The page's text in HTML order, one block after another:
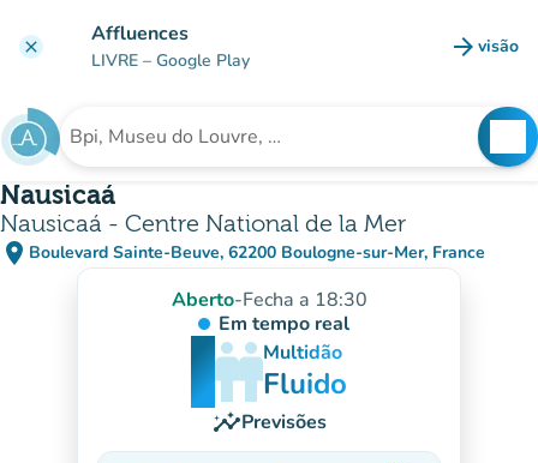
clear Affluences
LIVRE – Google Play arrow_forward visão
(novo
Procura uma instituição
Nausicaá
Nausicaá - Centre National de la Mer
place Boulevard Sainte-Beuve, 62200 Boulogne-sur-Mer, France
(abrir no Google Maps)
(novo separador)
Aberto-Fecha a 18:30
Em tempo real
man
man
manMultidão
Fluido
insightsPrevisões